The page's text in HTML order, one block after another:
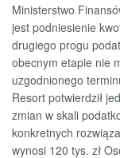
Ministerstwo
jest podniesienie
drugiego progu
obecnym etapie nie
uzgodnionego
Resort potwierdził
zmian w skali
konkretnych
wynosi 120 tys. zł